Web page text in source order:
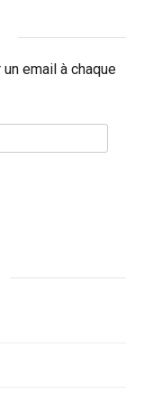
email à chaque